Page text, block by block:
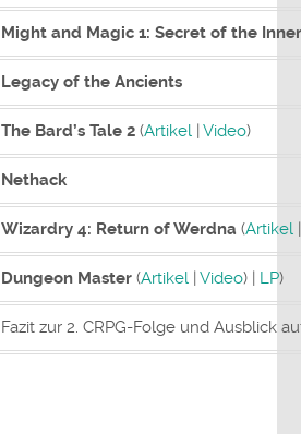
Might and Magic 1: Secret of the
Legacy of the Ancients
The Bard’s Tale 2(Artikel |Video)
Nethack
Wizardry 4: Return of Werdna (Artikel
Dungeon Master (Artikel |Video) | LP)
Fazit zur 2. CRPG-Folge und Ausblick